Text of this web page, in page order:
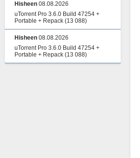
Hisheen 08.08.2026
uTorrent Pro 3.6.0 Build 47254 +
Portable + Repack (13 088)
Hisheen 08.08.2026
uTorrent Pro 3.6.0 Build 47254 +
Portable + Repack (13 088)